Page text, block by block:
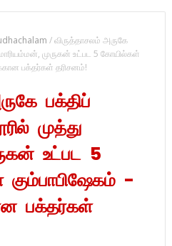
/விருத்தாசலம் அருகே
மாரியம்மன், முருகன் உட்பட 5 கோயில்கள்
பக்தர்கள் தரிசனம்!
பக்திப்
முத்து
உட்பட 5
-
பக்தர்கள்